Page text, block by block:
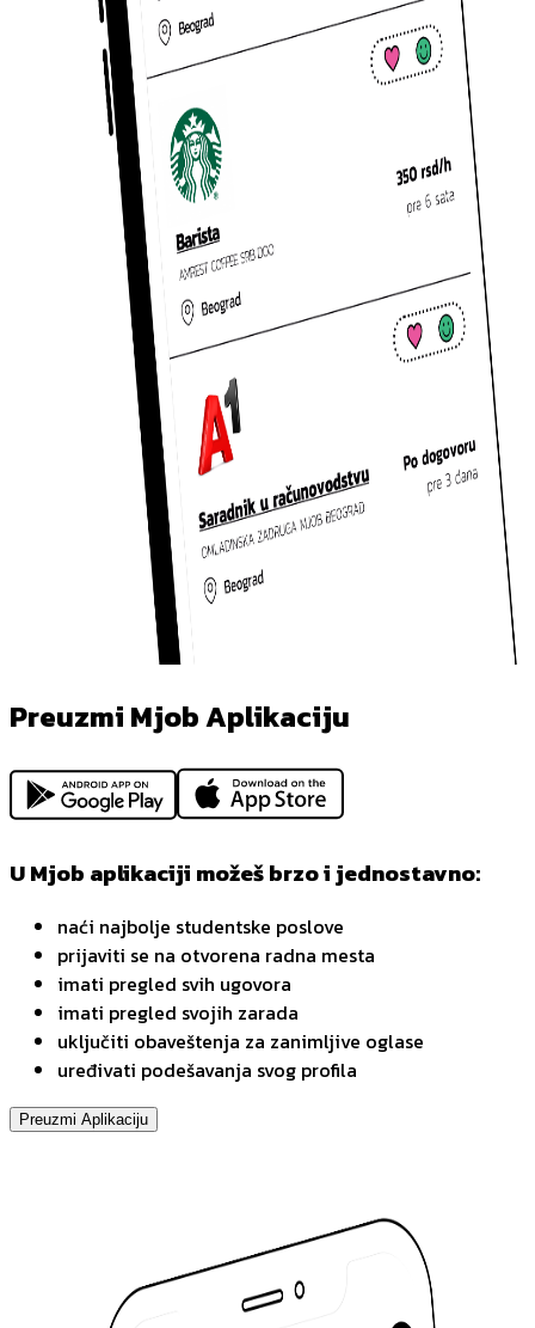
Preuzmi Mjob Aplikaciju
U Mjob aplikaciji možeš brzo i jednostavno:
naći najbolje studentske poslove
prijaviti se na otvorena radna mesta
imati pregled svih ugovora
imati pregled svojih zarada
uključiti obaveštenja za zanimljive oglase
uređivati podešavanja svog profila
Preuzmi Aplikaciju